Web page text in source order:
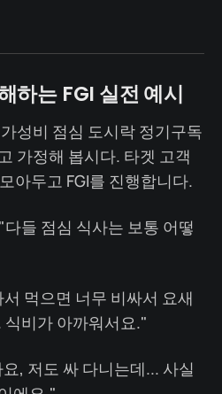
하는 FGI 실전 예시
성비 점심 도시락 정기구독
가정해 봅시다. 타겟 고객
아두고 FGI를 진행합니다.
"다들 점심 식사는 보통 어떻
먹으면 너무 비싸서 요새
비가 아까워서요."
, 저도 싸 다니는데... 사실